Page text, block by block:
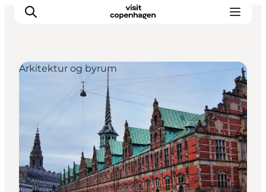
Aktiviteter
Mat och dryck
Planera din resa
Arkitektur og byrum